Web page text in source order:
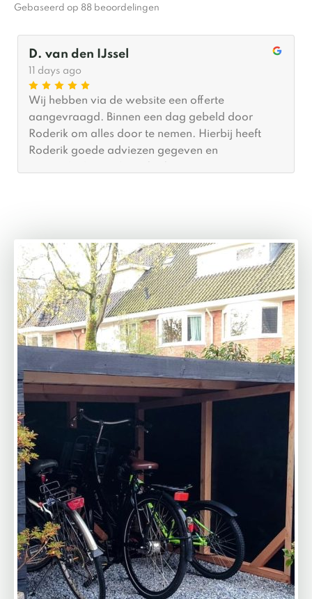
Gebaseerd op 88 beoordelingen
D. van den IJssel
11 days ago
Wij hebben via de website een offerte
aangevraagd. Binnen een dag gebeld door
Roderik om alles door te nemen. Hierbij heeft
Roderik goede adviezen gegeven en